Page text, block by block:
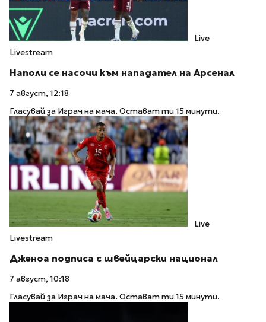
Live
Livestream
Наполи се насочи към нападател на Арсенал
7 август, 12:18
Гласувай за Играч на мача. Остават ти 15 минути.
Live
Livestream
Дженоа подписа с швейцарски национал
7 август, 10:18
Гласувай за Играч на мача. Остават ти 15 минути.